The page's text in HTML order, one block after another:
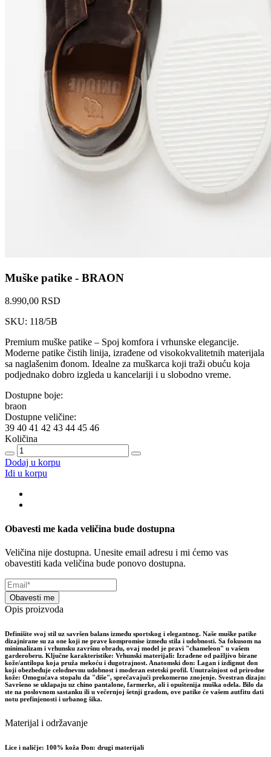
Muške patike - BRAON
8.990,00 RSD
SKU: 118/5B
Premium muške patike – Spoj komfora i vrhunske elegancije.
Moderne patike čistih linija, izrađene od visokokvalitetnih materijala
sa naglašenim đonom. Idealne za muškarca koji traži obuću koja
podjednako dobro izgleda u kancelariji i u slobodno vreme.
Dostupne boje:
braon
Dostupne veličine:
39 40 41 42 43 44 45 46
Količina
Dodaj u korpu
Idi u korpu
Obavesti me kada veličina bude dostupna
Veličina nije dostupna. Unesite email adresu i mi ćemo vas
obavestiti kada veličina bude ponovo dostupna.
Obavesti me
Opis proizvoda
Definišite svoj stil uz savršen balans između sportskog i elegantnog. Naše muške patike
dizajnirane su za one koji ne prave kompromise između stila i udobnosti. Sa fokusom na
minimalizam i vrhunsku završnu obradu, ovaj model je pravi "chameleon" u vašem
garderoberu. Ključne karakteristike: Vrhunski materijali: Izrađene od pažljivo birane
kože/antilopa koja pruža mekoću i dugotrajnost. Anatomski đon: Lagan i izdignut đon
koji obezbeđuje celodnevnu udobnost i moderan estetski profil. Unutrašnjost od prirodne
kože: Omogućava stopalu da "diše", sprečavajući prekomerno znojenje. Svestran dizajn:
Savršeno se uklapaju uz chino pantalone, farmerke, ali i opuštenija muška odela. Bilo da
ste na poslovnom sastanku ili u večernjoj šetnji gradom, ove patike će vašem autfitu dati
notu prefinjenosti i urbanog šika.
Materijal i održavanje
Lice i naličje: 100% koža Đon: drugi materijali